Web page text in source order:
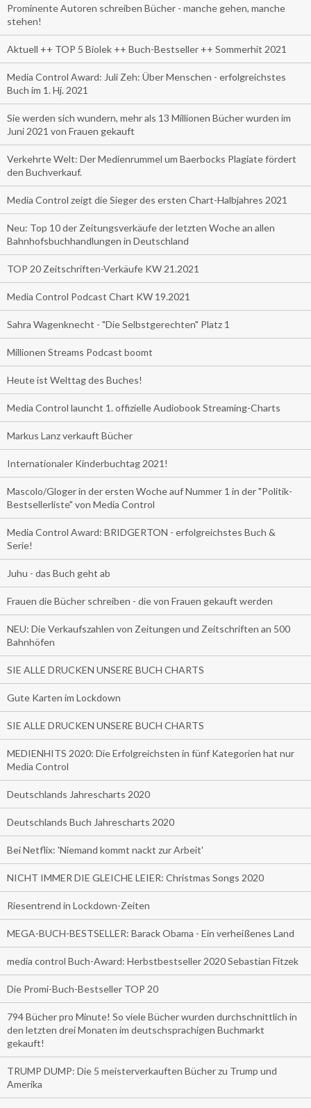
Prominente Autoren schreiben Bücher - manche gehen, manche
stehen!
Aktuell ++ TOP 5 Biolek ++ Buch-Bestseller ++ Sommerhit 2021
Media Control Award: Juli Zeh: Über Menschen - erfolgreichstes
Buch im 1. Hj. 2021
Sie werden sich wundern, mehr als 13 Millionen Bücher wurden im
Juni 2021 von Frauen gekauft
Verkehrte Welt: Der Medienrummel um Baerbocks Plagiate fördert
den Buchverkauf.
Media Control zeigt die Sieger des ersten Chart-Halbjahres 2021
Neu: Top 10 der Zeitungsverkäufe der letzten Woche an allen
Bahnhofsbuchhandlungen in Deutschland
TOP 20 Zeitschriften-Verkäufe KW 21.2021
Media Control Podcast Chart KW 19.2021
Sahra Wagenknecht - "Die Selbstgerechten" Platz 1
Millionen Streams Podcast boomt
Heute ist Welttag des Buches!
Media Control launcht 1. offizielle Audiobook Streaming-Charts
Markus Lanz verkauft Bücher
Internationaler Kinderbuchtag 2021!
Mascolo/Gloger in der ersten Woche auf Nummer 1 in der "Politik-
Bestsellerliste" von Media Control
Media Control Award: BRIDGERTON - erfolgreichstes Buch &
Serie!
Juhu - das Buch geht ab
Frauen die Bücher schreiben - die von Frauen gekauft werden
NEU: Die Verkaufszahlen von Zeitungen und Zeitschriften an 500
Bahnhöfen
SIE ALLE DRUCKEN UNSERE BUCH CHARTS
Gute Karten im Lockdown
SIE ALLE DRUCKEN UNSERE BUCH CHARTS
MEDIENHITS 2020: Die Erfolgreichsten in fünf Kategorien hat nur
Media Control
Deutschlands Jahrescharts 2020
Deutschlands Buch Jahrescharts 2020
Bei Netflix: 'Niemand kommt nackt zur Arbeit'
NICHT IMMER DIE GLEICHE LEIER: Christmas Songs 2020
Riesentrend in Lockdown-Zeiten
MEGA-BUCH-BESTSELLER: Barack Obama - Ein verheißenes Land
media control Buch-Award: Herbstbestseller 2020 Sebastian Fitzek
Die Promi-Buch-Bestseller TOP 20
794 Bücher pro Minute! So viele Bücher wurden durchschnittlich in
den letzten drei Monaten im deutschsprachigen Buchmarkt
gekauft!
TRUMP DUMP: Die 5 meisterverkauften Bücher zu Trump und
Amerika